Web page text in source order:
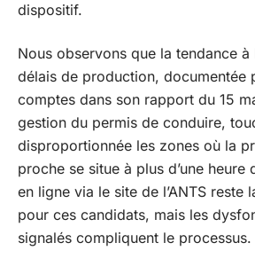
dispositif.
Nous observons que la tendance à
délais de production, documentée
comptes dans son rapport du 15
gestion du permis de conduire,
disproportionnée les zones où la
proche se situe à plus d’une heure
en ligne via le site de l’ANTS reste
pour ces candidats, mais les
signalés compliquent le processus.